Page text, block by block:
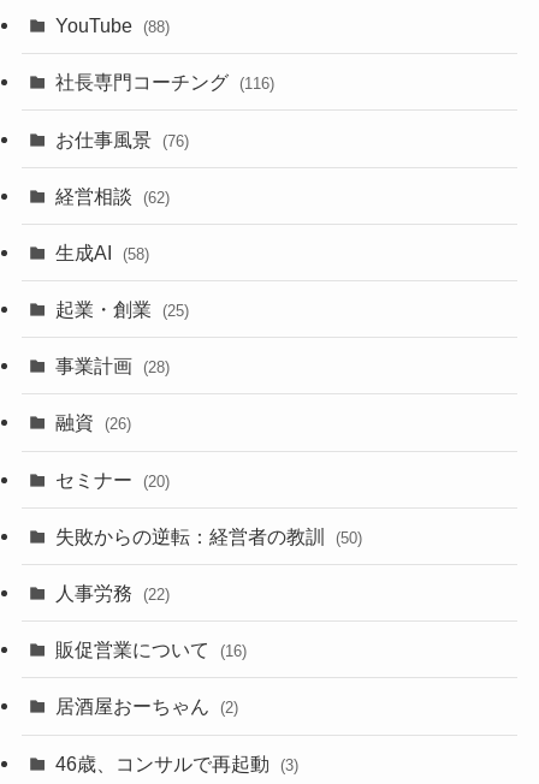
YouTube (88)
社長専門コーチング (116)
お仕事風景 (76)
経営相談 (62)
生成AI (58)
起業・創業 (25)
事業計画 (28)
融資 (26)
セミナー (20)
失敗からの逆転：経営者の教訓 (50)
人事労務 (22)
販促営業について (16)
居酒屋おーちゃん (2)
46歳、コンサルで再起動 (3)